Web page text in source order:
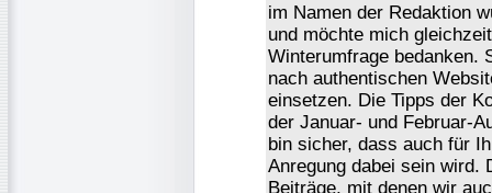
im Namen der Redaktion
und möchte mich
Winterumfrage bedanken.
nach authentischen
einsetzen. Die Tipps der
der Januar- und Februar-
bin sicher, dass auch für
Anregung dabei sein wird.
Beiträge, mit denen wir